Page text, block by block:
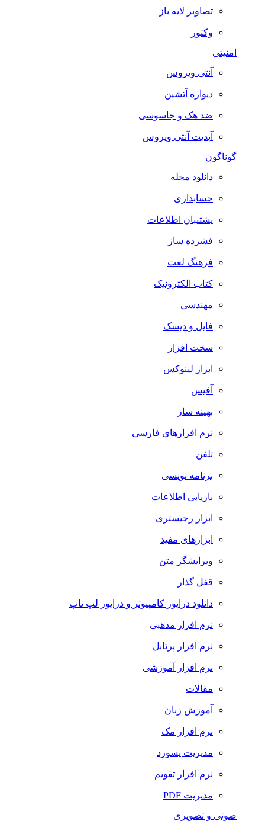
تصاویر لایه باز
وکتور
آنتی ویروس
دیواره آتشین
ضد هک و جاسوسی
آپدیت آنتی ویروس
گوناگون
دانلود مجله
حسابداری
پشتیبان اطلاعات
فشرده ساز
فرهنگ لغت
کتاب الکترونیک
مهندسی
فایل و دیسک
سخت افزار
ابزار لینوکس
آفیس
بهینه ساز
نرم افزارهای فارسی
تلفن
برنامه نویسی
بازیابی اطلاعات
ابزار رجیستری
ابزارهای مفید
ویرایشگر متن
قفل گذار
دانلود درایور کامپیوتر و درایور لپ تاپ
نرم افزار مذهبی
نرم افزار پرتابل
نرم افزار آموزشی
مقالات
آموزش زبان
نرم افزار مک
مدیریت پسورد
نرم افزار تقویم
مدیریت PDF
صوتی و تصویری